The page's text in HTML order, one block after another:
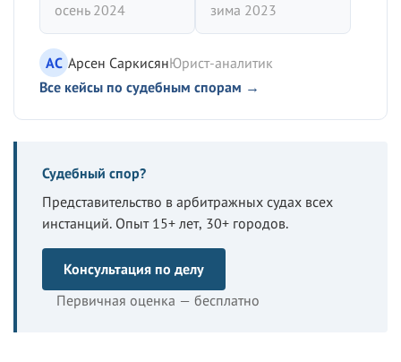
осень 2024
зима 2023
АС Арсен СаркисянЮрист-аналитик
Все кейсы по судебным спорам →
Судебный спор?
Представительство в арбитражных судах всех
инстанций. Опыт 15+ лет, 30+ городов.
Консультация по делу
Первичная оценка — бесплатно